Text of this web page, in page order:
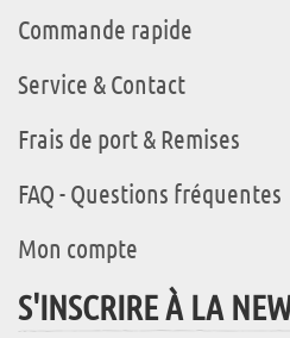
Commande rapide
Service & Contact
Frais de port & Remises
FAQ - Questions fréquentes
Mon compte
S'INSCRIRE À LA